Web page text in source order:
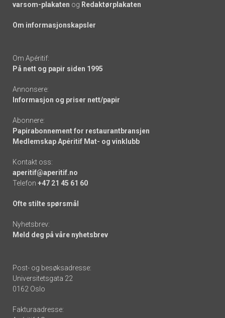
varsom-plakaten og Redaktørplakaten
Om informasjonskapsler
Om Apéritif:
På nett og papir siden 1995
Annonsere:
Informasjon og priser nett/papir
Abonnere:
Papirabonnement for restaurantbransjen
Medlemskap Apéritif Mat- og vinklubb
Kontakt oss:
aperitif@aperitif.no
Telefon +47 21 45 61 60
Ofte stilte spørsmål
Nyhetsbrev:
Meld deg på våre nyhetsbrev
Post- og besøksadresse:
Universitetsgata 22
0162 Oslo
Fakturaadresse: